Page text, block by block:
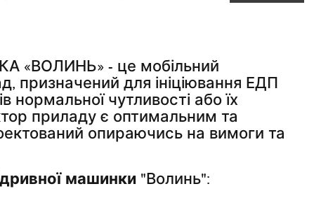
«ВОЛИНЬ» - це мобільний
призначений для ініціювання ЕДП
нормальної чутливості або їх
приладу є оптимальним та
опираючись на вимоги та
машинки "Волинь":